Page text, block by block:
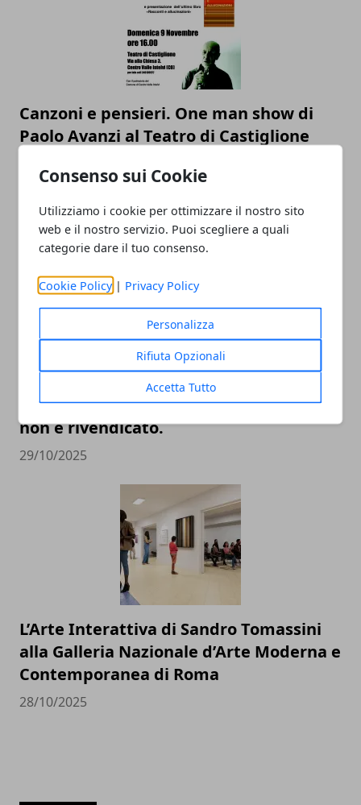
Consenso sui Cookie
Utilizziamo i cookie per ottimizzare il nostro sito
web e il nostro servizio. Puoi scegliere a quali
categorie dare il tuo consenso.
Cookie Policy | Privacy Policy
Personalizza
Rifiuta Opzionali
Accetta Tutto
Canzoni e pensieri. One man show di
Paolo Avanzi al Teatro di Castiglione
31/10/2025
La ricerca di Local Strategy ad About
Health: sanità privata e
digitalizzazione, il 43% dei profili Google
non è rivendicato.
29/10/2025
L’Arte Interattiva di Sandro Tomassini
alla Galleria Nazionale d’Arte Moderna e
Contemporanea di Roma
28/10/2025